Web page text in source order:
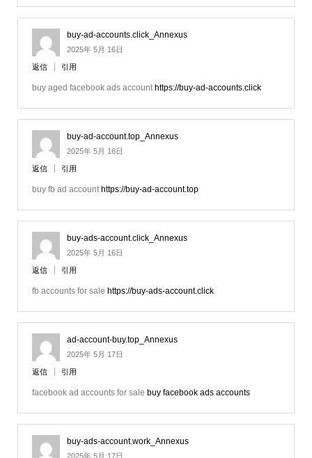
buy-ad-accounts.click_Annexus
2025年 5月 16日
返信 引用
buy aged facebook ads account https://buy-ad-accounts.click
buy-ad-account.top_Annexus
2025年 5月 16日
返信 引用
buy fb ad account https://buy-ad-account.top
buy-ads-account.click_Annexus
2025年 5月 16日
返信 引用
fb accounts for sale https://buy-ads-account.click
ad-account-buy.top_Annexus
2025年 5月 17日
返信 引用
facebook ad accounts for sale buy facebook ads accounts
buy-ads-account.work_Annexus
2025年 5月 17日